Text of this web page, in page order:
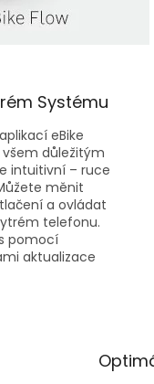
Systému
eBike
všem důležitým
intuitivní – ruce
měnit
a ovládat
telefonu.
pomocí
aktualizace